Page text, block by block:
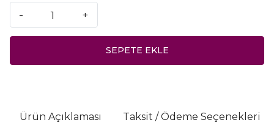
- +
SEPETE EKLE
Ürün Açıklaması Taksit / Ödeme Seçenekleri